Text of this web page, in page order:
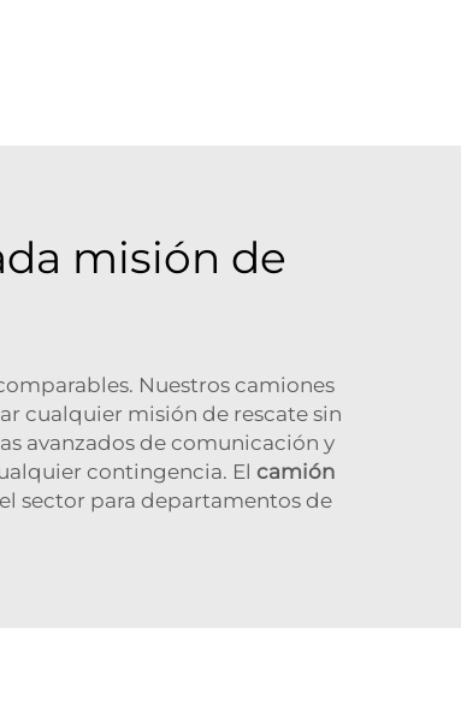
misión de
Nuestros camiones
cualquier misión de rescate sin
avanzados de comunicación y
contingencia. El camión
sector para departamentos de